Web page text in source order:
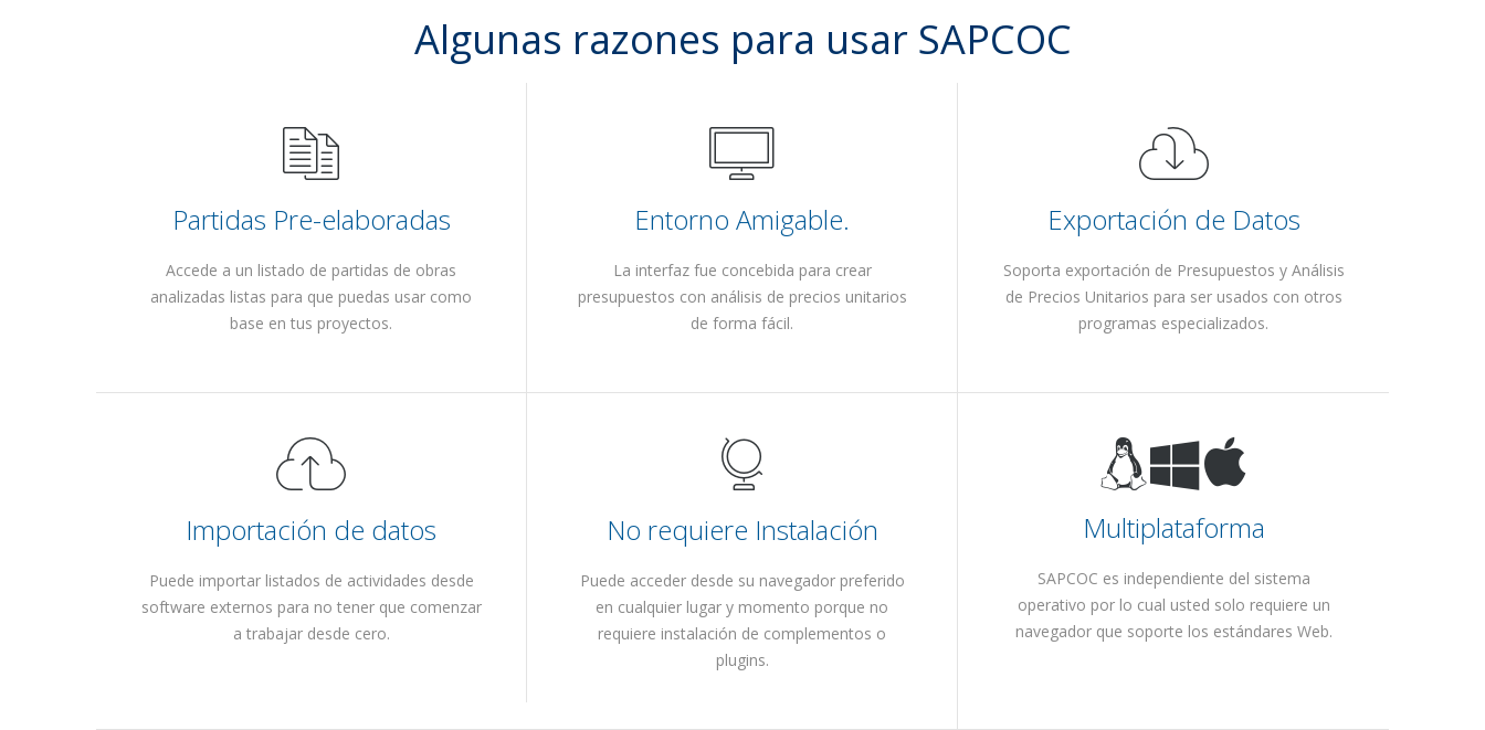
Algunas razones para usar SAPCOC
Partidas Pre-elaboradas
Accede a un listado de partidas de obras
analizadas listas para que puedas usar como
base en tus proyectos.
Entorno Amigable.
La interfaz fue concebida para crear
presupuestos con análisis de precios unitarios
de forma fácil.
Exportación de Datos
Soporta exportación de Presupuestos y Análisis
de Precios Unitarios para ser usados con otros
programas especializados.
Importación de datos
Puede importar listados de actividades desde
software externos para no tener que comenzar
a trabajar desde cero.
No requiere Instalación
Puede acceder desde su navegador preferido
en cualquier lugar y momento porque no
requiere instalación de complementos o
plugins.
Multiplataforma
SAPCOC es independiente del sistema
operativo por lo cual usted solo requiere un
navegador que soporte los estándares Web.